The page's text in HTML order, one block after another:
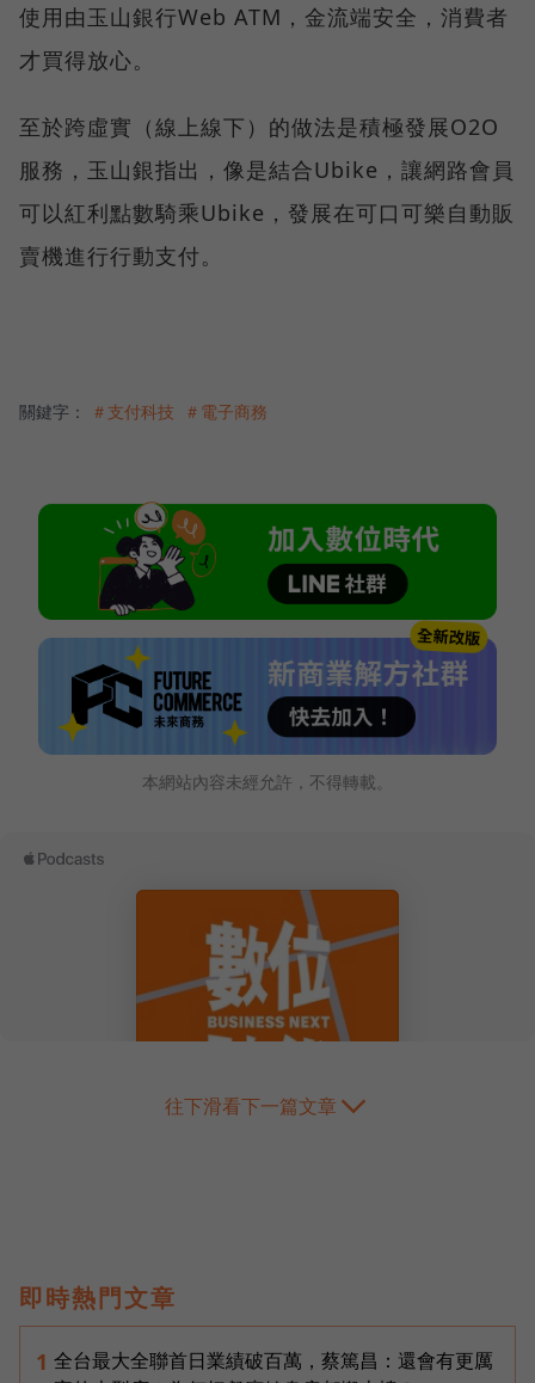
使用由玉山銀行Web ATM，金流端安全，消費者
才買得放心。
至於跨虛實（線上線下）的做法是積極發展O2O
服務，玉山銀指出，像是結合Ubike，讓網路會員
可以紅利點數騎乘Ubike，發展在可口可樂自動販
賣機進行行動支付。
關鍵字： ＃支付科技 ＃電子商務
本網站內容未經允許，不得轉載。
往下滑看下一篇文章
即時熱門文章
1 全台最大全聯首日業績破百萬，蔡篤昌：還會有更厲